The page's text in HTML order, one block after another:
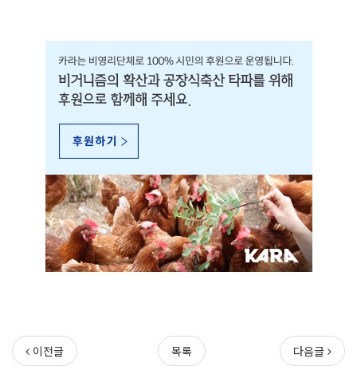
이전글 목록 다음글